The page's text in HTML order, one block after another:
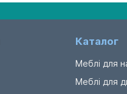
Каталог
Меблі для
Меблі для